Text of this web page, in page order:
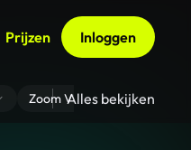
Prijzen Inloggen
Zoom Virtuele
Alles bekijken